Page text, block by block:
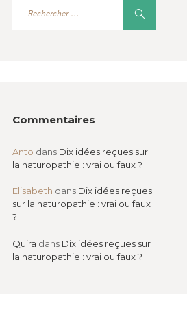
Commentaires
Anto dans Dix idées reçues sur
la naturopathie : vrai ou faux ?
Elisabeth dans Dix idées reçues
sur la naturopathie : vrai ou faux
?
Quira dans Dix idées reçues sur
la naturopathie : vrai ou faux ?